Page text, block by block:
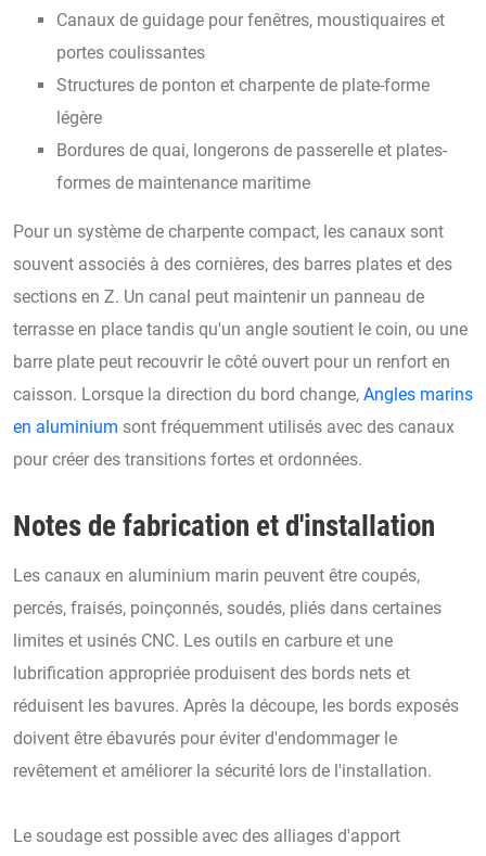
Canaux de guidage pour fenêtres, moustiquaires et
portes coulissantes
Structures de ponton et charpente de plate-forme
légère
Bordures de quai, longerons de passerelle et plates-
formes de maintenance maritime
Pour un système de charpente compact, les canaux sont
souvent associés à des cornières, des barres plates et des
sections en Z. Un canal peut maintenir un panneau de
terrasse en place tandis qu'un angle soutient le coin, ou une
barre plate peut recouvrir le côté ouvert pour un renfort en
caisson. Lorsque la direction du bord change, Angles marins
en aluminium sont fréquemment utilisés avec des canaux
pour créer des transitions fortes et ordonnées.
Notes de fabrication et d'installation
Les canaux en aluminium marin peuvent être coupés,
percés, fraisés, poinçonnés, soudés, pliés dans certaines
limites et usinés CNC. Les outils en carbure et une
lubrification appropriée produisent des bords nets et
réduisent les bavures. Après la découpe, les bords exposés
doivent être ébavurés pour éviter d'endommager le
revêtement et améliorer la sécurité lors de l'installation.
Le soudage est possible avec des alliages d'apport